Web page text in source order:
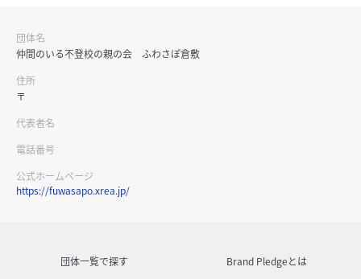
団体名
仲間のいる不登校の親の会 ふわさぽ倉敷
住所
〒
代表者名
電話番号
公式ホームページ
https://fuwasapo.xrea.jp/
団体一覧で探す Brand Pledgeとは